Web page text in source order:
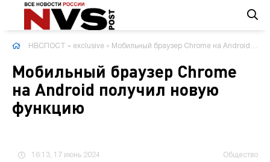
НВСПОСТ » exclusive » Мобильный браузер Chrome на Android получил новую функцию
Мобильный браузер Chrome
на Android получил новую
функцию
16:13, 17 июнь 2024 Общество